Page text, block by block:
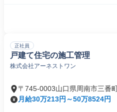
正社員
戸建て住宅の施工管理
株式会社アーネストワン
〒745-0003山口県周南市三番
月給30万213円～50万8524円